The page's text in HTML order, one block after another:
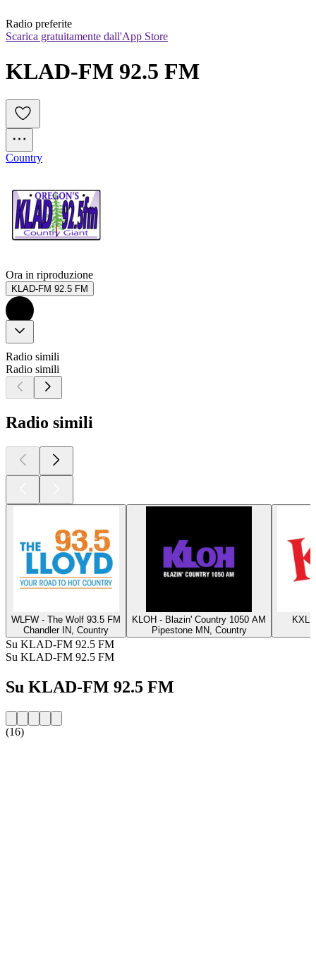
Radio preferite
Scarica gratuitamente dall'App Store
KLAD-FM 92.5 FM
Country
Ora in riproduzione
KLAD-FM 92.5 FM
Radio simili
Radio simili
Radio simili
WLFW - The Wolf 93.5 FM
Chandler IN, Country
KLOH - Blazin' Country 1050 AM
Pipestone MN, Country
Su KLAD-FM 92.5 FM
Su KLAD-FM 92.5 FM
Su KLAD-FM 92.5 FM
(16)